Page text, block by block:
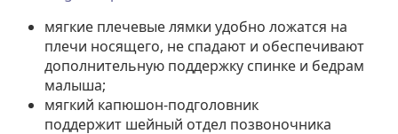
мягкие плечевые лямки удобно ложатся на
плечи носящего, не спадают и обеспечивают
дополнительную поддержку спинке и бедрам
малыша;
мягкий капюшон-подголовник
поддержит шейный отдел позвоночника